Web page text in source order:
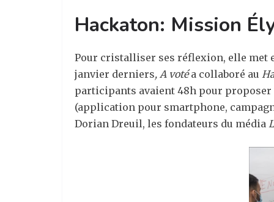
Hackaton: Mission
Pour cristalliser ses réflexion, elle met
janvier derniers, A votéa collaboré au
participants avaient 48h pour
(application pour smartphone,
Dorian Dreuil, les fondateurs du média